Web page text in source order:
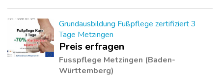
Beispiel...
Grundausbildung Fußpflege zertifiziert 3
Tage Metzingen
Preis erfragen
Fusspflege Metzingen (Baden-
Württemberg)